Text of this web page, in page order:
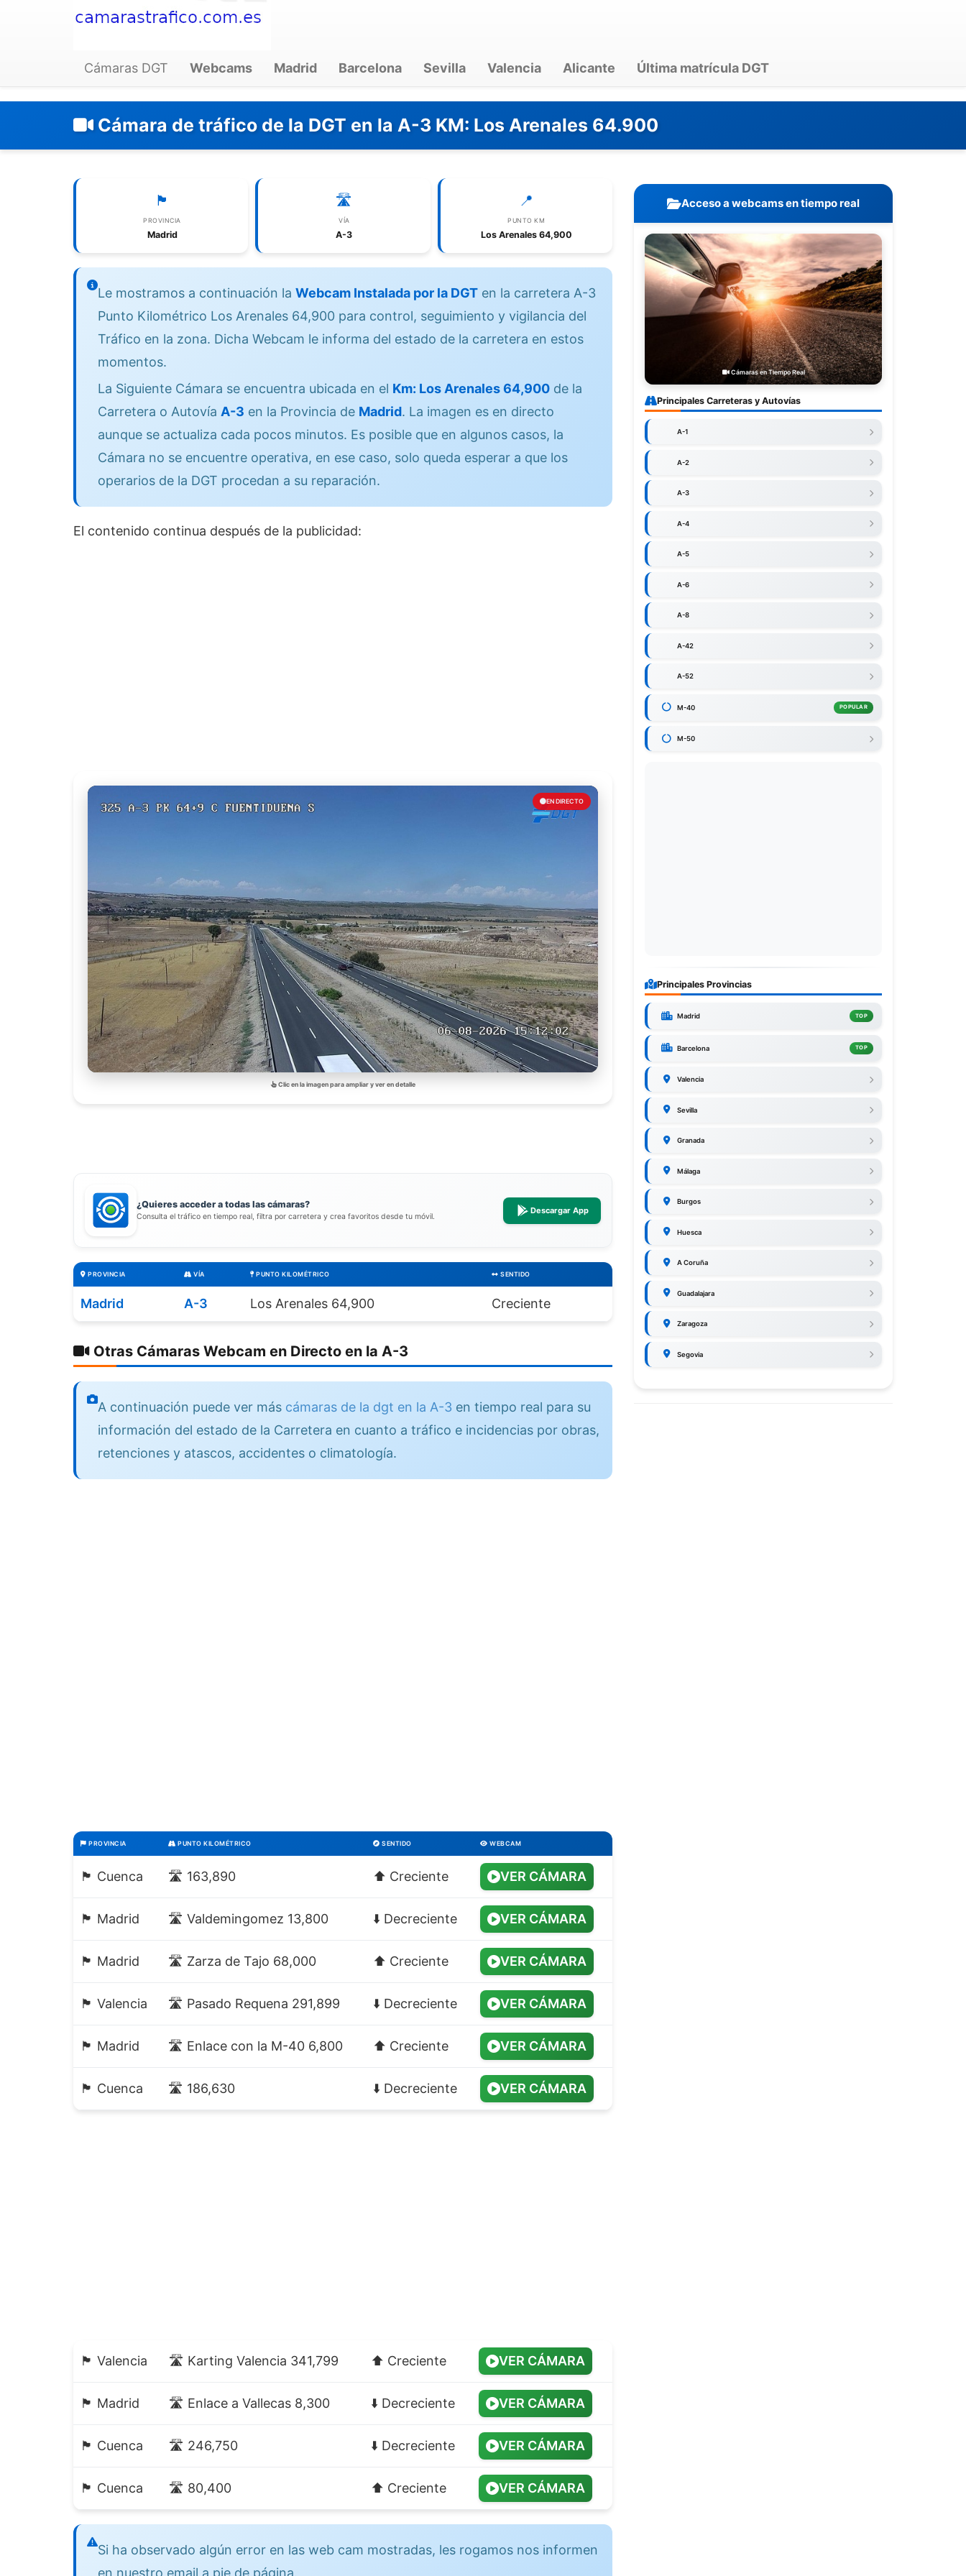
Cámaras DGT Webcams Madrid Barcelona Sevilla Valencia Alicante Última matrícula DGT
Cámara de tráfico de la DGT en la A-3 KM: Los Arenales 64.900
🏴
PROVINCIA
Madrid
🛣️
VÍA
A-3
📍
PUNTO KM
Los Arenales 64,900
Le mostramos a continuación la Webcam Instalada por la DGT en la carretera A-3
Punto Kilométrico Los Arenales 64,900 para control, seguimiento y vigilancia del
Tráfico en la zona. Dicha Webcam le informa del estado de la carretera en estos
momentos.
La Siguiente Cámara se encuentra ubicada en el Km: Los Arenales 64,900 de la
Carretera o Autovía A-3 en la Provincia de Madrid. La imagen es en directo
aunque se actualiza cada pocos minutos. Es posible que en algunos casos, la
Cámara no se encuentre operativa, en ese caso, solo queda esperar a que los
operarios de la DGT procedan a su reparación.
El contenido continua después de la publicidad:
EN DIRECTO
Clic en la imagen para ampliar y ver en detalle
¿Quieres acceder a todas las cámaras?
Consulta el tráfico en tiempo real, filtra por carretera y crea favoritos desde tu móvil.
Descargar App
PROVINCIA VÍA PUNTO KILOMÉTRICO SENTIDO
Madrid A-3 Los Arenales 64,900 Creciente
Otras Cámaras Webcam en Directo en la A-3
A continuación puede ver más cámaras de la dgt en la A-3 en tiempo real para su
información del estado de la Carretera en cuanto a tráfico e incidencias por obras,
retenciones y atascos, accidentes o climatología.
PROVINCIA PUNTO KILOMÉTRICO SENTIDO WEBCAM
🏴 Cuenca 🛣️ 163,890 ⬆️ Creciente VER CÁMARA
🏴 Madrid 🛣️ Valdemingomez 13,800 ⬇️ Decreciente VER CÁMARA
🏴 Madrid 🛣️ Zarza de Tajo 68,000 ⬆️ Creciente VER CÁMARA
🏴 Valencia 🛣️ Pasado Requena 291,899 ⬇️ Decreciente VER CÁMARA
🏴 Madrid 🛣️ Enlace con la M-40 6,800 ⬆️ Creciente VER CÁMARA
🏴 Cuenca 🛣️ 186,630 ⬇️ Decreciente VER CÁMARA
🏴 Valencia 🛣️ Karting Valencia 341,799 ⬆️ Creciente VER CÁMARA
🏴 Madrid 🛣️ Enlace a Vallecas 8,300 ⬇️ Decreciente VER CÁMARA
🏴 Cuenca 🛣️ 246,750 ⬇️ Decreciente VER CÁMARA
🏴 Cuenca 🛣️ 80,400 ⬆️ Creciente VER CÁMARA
Si ha observado algún error en las web cam mostradas, les rogamos nos informen
en nuestro email a pie de página.
Acceso a webcams en tiempo real
Cámaras en Tiempo Real
Principales Carreteras y Autovías
A-1
A-2
A-3
A-4
A-5
A-6
A-8
A-42
A-52
M-40 POPULAR
M-50
Principales Provincias
Madrid TOP
Barcelona TOP
Valencia
Sevilla
Granada
Málaga
Burgos
Huesca
A Coruña
Guadalajara
Zaragoza
Segovia